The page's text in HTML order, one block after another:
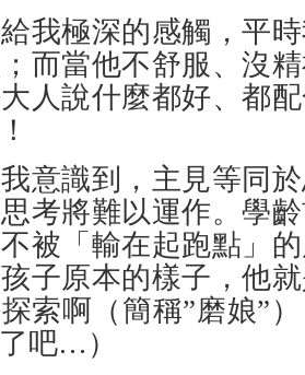
我極深的感觸，平
而當他不舒服、沒
人說什麼都好、都
意識到，主見等同
考將難以運作。學
被「輸在起跑點」
子原本的樣子，他
索啊（簡稱”磨娘”
吧…）